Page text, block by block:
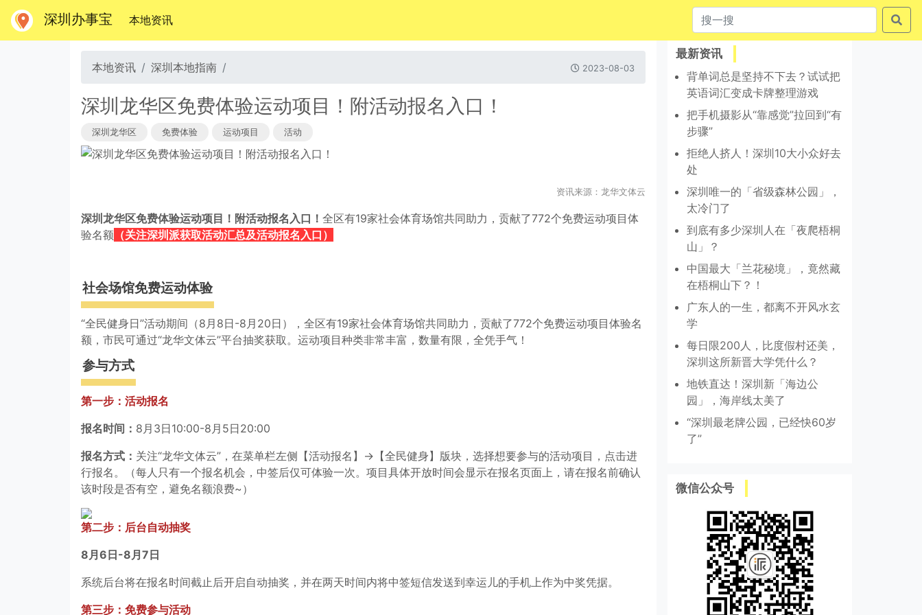
深圳办事宝 本地资讯(当前)
本地资讯 深圳本地指南 2023-08-03
深圳龙华区免费体验运动项目！附活动报名入口！
深圳龙华区 免费体验 运动项目 活动
资讯来源：龙华文体云
深圳 龙华区免费体验运动项目！附活动报名入口！ 全区有19家社会体育场馆共同助力，贡献了772个免费运动项目体
验名额 （关注深圳派获取活动汇总及活动报名入口）
社会场馆免费运动体验
“全民健身日”活动期间（8月8日-8月20日），全区有19家社会体育场馆共同助力，贡献了772个免费运动项目体验名
额，市民可通过“龙华文体云”平台抽奖获取。运动项目种类非常丰富，数量有限，全凭手气！
参与方式
第一步：活动报名
报名时间： 8月3日10:00-8月5日20:00
报名方式： 关注“龙华文体云”，在菜单栏左侧【活动报名】→【全民健身】版块，选择想要参与的活动项目，点击进
行报名。（每人只有一个报名机会，中签后仅可体验一次。项目具体开放时间会显示在报名页面上，请在报名前确认
该时段是否有空，避免名额浪费~）
第二步：后台自动抽奖
8月6日-8月7日
系统后台将在报名时间截止后开启自动抽奖，并在两天时间内将中签短信发送到幸运儿的手机上作为中奖凭据。
第三步：免费参与活动
最新资讯
背单词总是坚持不下去？试试把
英语词汇变成卡牌整理游戏
把手机摄影从“靠感觉”拉回到“有
步骤”
拒绝人挤人！深圳10大小众好去
处
深圳唯一的「省级森林公园」，
太冷门了
到底有多少深圳人在「夜爬梧桐
山」？
中国最大「兰花秘境」，竟然藏
在梧桐山下？！
广东人的一生，都离不开风水玄
学
每日限200人，比度假村还美，
深圳这所新晋大学凭什么？
地铁直达！深圳新「海边公
园」，海岸线太美了
“深圳最老牌公园，已经快60岁
了”
微信公众号